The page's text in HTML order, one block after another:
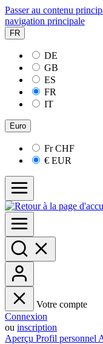
Passer au contenu
navigation principale
FR
DE
GB
ES
FR
IT
Euro
FrCHF
€ EUR
Votre compte
Connexion
ou inscription
Aperçu Profil personnel